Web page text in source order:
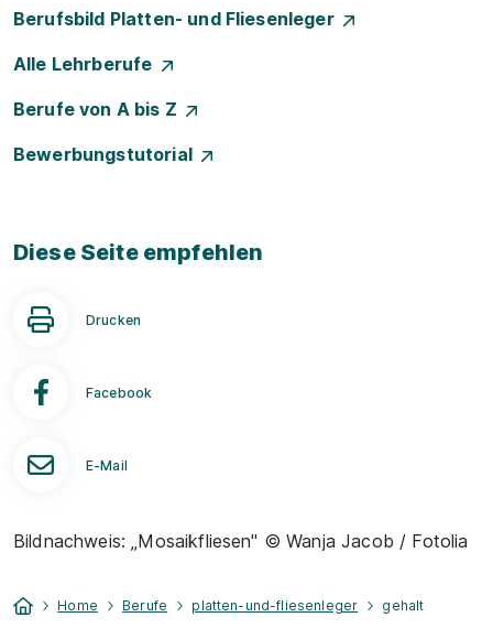
Berufsbild Platten- und Fliesenleger
Alle Lehrberufe
Berufe von A bis Z
Bewerbungstutorial
Diese Seite empfehlen
Drucken
Facebook
E-Mail
Bildnachweis: „Mosaikfliesen" © Wanja Jacob / Fotolia
Home Berufe platten-und-fliesenleger gehalt